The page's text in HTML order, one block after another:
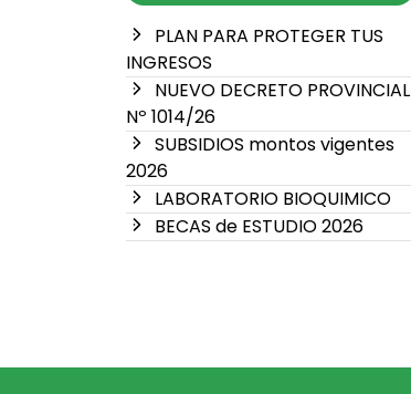
PLAN PARA PROTEGER TUS
INGRESOS
NUEVO DECRETO PROVINCIAL
Nº 1014/26
SUBSIDIOS montos vigentes
2026
LABORATORIO BIOQUIMICO
BECAS de ESTUDIO 2026